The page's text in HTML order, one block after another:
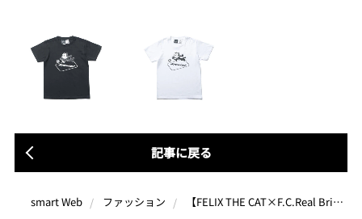
記事に戻る
smart Web ファッション 【FELIX THE CAT×F.C.Real Bristol】世界中で愛される猫“フィリックス”とコラボ！親子で着こなせるホリデーコレクション